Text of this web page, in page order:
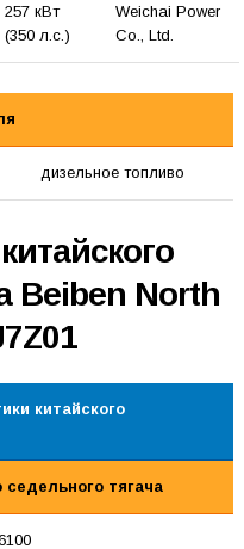
257 кВт
(350 л.с.)
Weichai Power
Co., Ltd.
дизельное топливо
Beiben North
китайского
тягача